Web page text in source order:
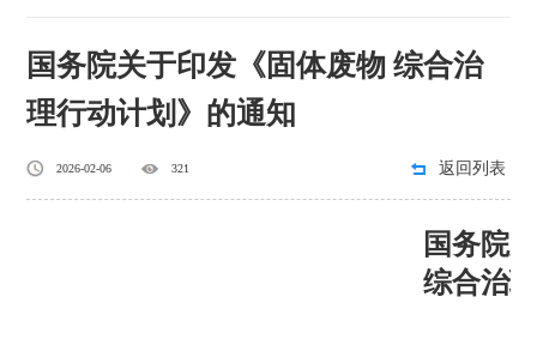
国务院关于印发《固体废物 综合治
理行动计划》的通知
2026-02-06 321 返回列表
国务院
综合治